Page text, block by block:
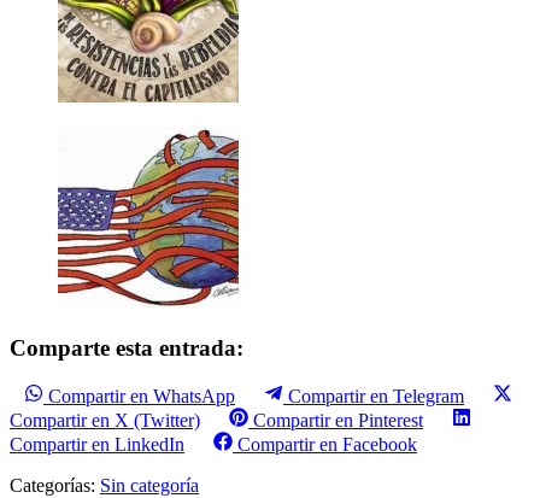
Comparte esta entrada:
Compartir en WhatsApp
Compartir en Telegram
Compartir en X (Twitter)
Compartir en Pinterest
Compartir en LinkedIn
Compartir en Facebook
Categorías: Sin categoría